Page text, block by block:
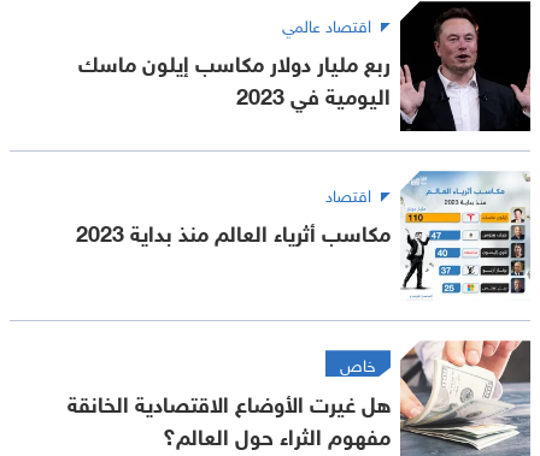
اقتصاد عالمي
ربع مليار دولار مكاسب إيلون ماسك
اليومية في 2023
اقتصاد
مكاسب أثرياء العالم منذ بداية 2023
خاص
هل غيرت الأوضاع الاقتصادية الخانقة
مفهوم الثراء حول العالم؟